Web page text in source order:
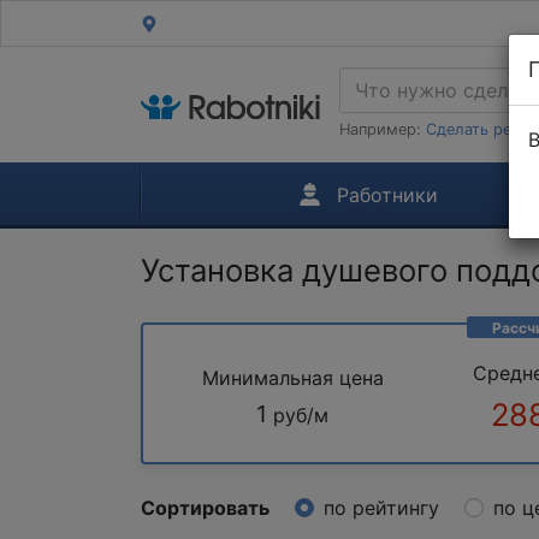
Например: Сделать
Работники
Установка душевого
Минимальная цена
1 руб/м
Сортировать по рейтингу по